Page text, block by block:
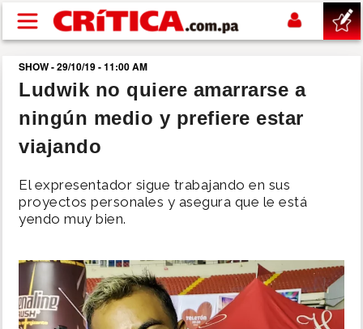
Pasar al contenido principal
buscar
SUCESOS
POLÍTICA
DEPORTES
SHOW - 29/10/19 - 11:00 AM
Ludwik no quiere amarrarse a
ningún medio y prefiere estar
viajando
El expresentador sigue trabajando en sus
proyectos personales y asegura que le está
yendo muy bien.